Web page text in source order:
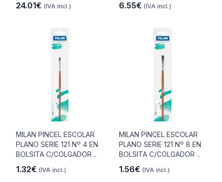
24.01€ (IVA incl.) 6.55€ (IVA incl.)
MILAN PINCEL ESCOLAR
PLANO SERIE 121 Nº 4 EN
BOLSITA C/COLGADOR ..
1.32€ (IVA incl.)
MILAN PINCEL ESCOLAR
PLANO SERIE 121 Nº 8 EN
BOLSITA C/COLGADOR ..
1.56€ (IVA incl.)